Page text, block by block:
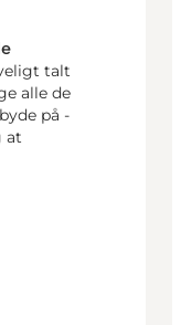
talt
alle de
på -
at